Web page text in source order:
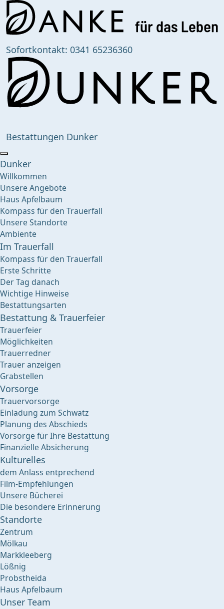
Sofortkontakt: 0341 65236360
Bestattungen Dunker
Dunker
Willkommen
Unsere Angebote
Haus Apfelbaum
Kompass für den Trauerfall
Unsere Standorte
Ambiente
Im Trauerfall
Kompass für den Trauerfall
Erste Schritte
Der Tag danach
Wichtige Hinweise
Bestattungsarten
Bestattung & Trauerfeier
Trauerfeier
Möglichkeiten
Trauerredner
Trauer anzeigen
Grabstellen
Vorsorge
Trauervorsorge
Einladung zum Schwatz
Planung des Abschieds
Vorsorge für Ihre Bestattung
Finanzielle Absicherung
Kulturelles
dem Anlass entprechend
Film-Empfehlungen
Unsere Bücherei
Die besondere Erinnerung
Standorte
Zentrum
Mölkau
Markkleeberg
Lößnig
Probstheida
Haus Apfelbaum
Unser Team